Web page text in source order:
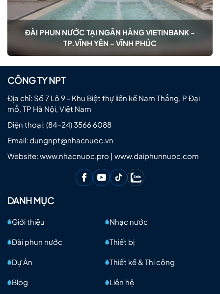
ĐÀI PHUN NƯỚC TẠI NGÂN HÀNG VIETINBANK -
TP.VĨNH YÊN - VĨNH PHÚC
CÔNG TY NPT
Địa chỉ: Số 7 Lô 9 - Khu Biệt thự liền kề Nam Thắng, P Đại
mỗ, TP Hà Nội, Việt Nam
Điện thoại: (84-24) 3566 6088
Email: dungnpt@nhacnuoc.vn
Website: www.nhacnuoc.pro | www.daiphunnuoc.com
DANH MỤC
Giới thiệu Nhạc nước
Đài phun nước Thiết bị
Dự Án Thiết kế & Thi công
Blog Liên hệ